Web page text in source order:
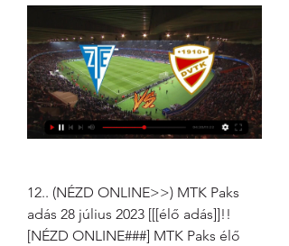
12.. (NÉZD ONLINE>>) MTK Paks
adás 28 július 2023 [[[élő adás]]!!
[NÉZD ONLINE###] MTK Paks élő